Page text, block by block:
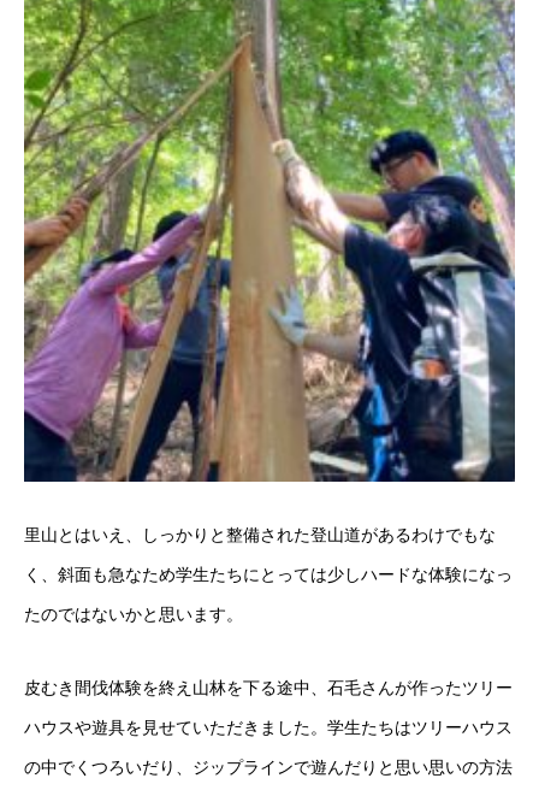
里山とはいえ、しっかりと整備された登山道があるわけでもな
く、斜面も急なため学生たちにとっては少しハードな体験になっ
たのではないかと思います。
皮むき間伐体験を終え山林を下る途中、石毛さんが作ったツリー
ハウスや遊具を見せていただきました。学生たちはツリーハウス
の中でくつろいだり、ジップラインで遊んだりと思い思いの方法